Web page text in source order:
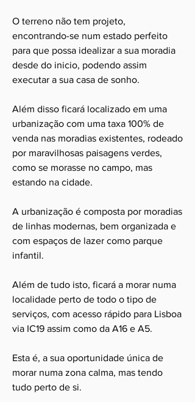
O terreno não tem projeto,
encontrando-se num estado perfeito
para que possa idealizar a sua moradia
desde do inicio, podendo assim
executar a sua casa de sonho.
Além disso ficará localizado em uma
urbanização com uma taxa 100% de
venda nas moradias existentes, rodeado
por maravilhosas paisagens verdes,
como se morasse no campo, mas
estando na cidade.
A urbanização é composta por moradias
de linhas modernas, bem organizada e
com espaços de lazer como parque
infantil.
Além de tudo isto, ficará a morar numa
localidade perto de todo o tipo de
serviços, com acesso rápido para Lisboa
via IC19 assim como da A16 e A5.
Esta é, a sua oportunidade única de
morar numa zona calma, mas tendo
tudo perto de si.